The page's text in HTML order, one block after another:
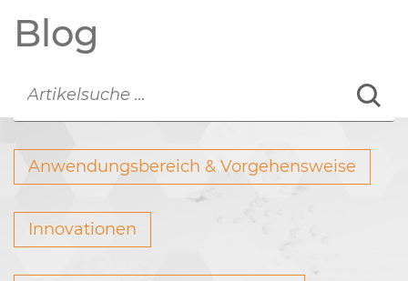
Blog
Anwendungsbereich & Vorgehensweise
Innovationen